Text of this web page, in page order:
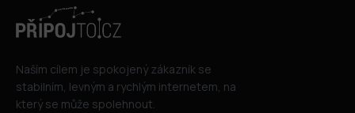
Naším cílem je spokojený zákazník se
stabilním, levným a rychlým internetem, na
který se může spolehnout.